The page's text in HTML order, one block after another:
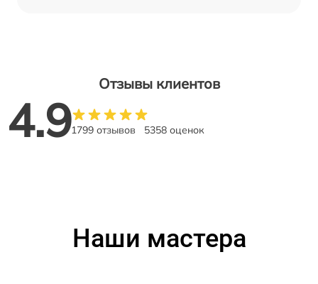
Отзывы клиентов
4.91799 отзывов 5358 оценок
Наши мастера